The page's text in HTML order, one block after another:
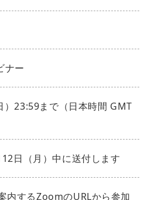
ナー
）23:59まで（日本時間 GMT
日（月）中に送付します
内するZoomのURLから参加